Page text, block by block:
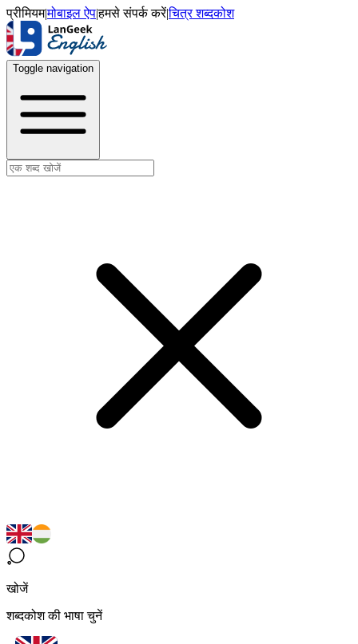
प्रीमियम|मोबाइल ऐप|हमसे संपर्क करें|चित्र शब्दकोश
Toggle navigation
खोजें
शब्दकोश की भाषा चुनें